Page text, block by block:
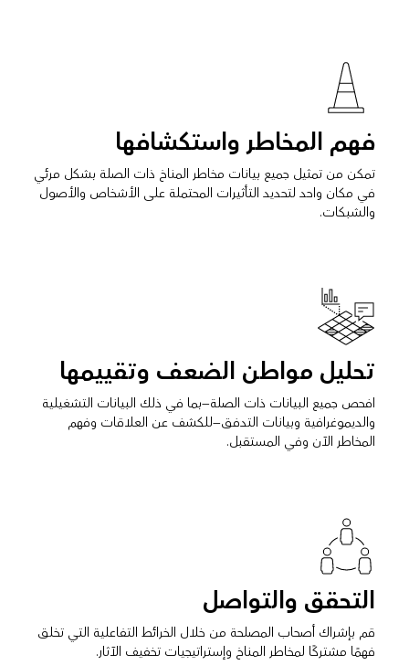
فهم المخاطر واستكشافها
تمكن من تمثيل جميع بيانات مخاطر المناخ ذات الصلة بشكل مرئي
في مكان واحد لتحديد التأثيرات المحتملة على الأشخاص والأصول
والشبكات.
تحليل مواطن الضعف وتقييمها
افحص جميع البيانات ذات الصلة—بما في ذلك البيانات التشغيلية
والديموغرافية وبيانات التدفق—للكشف عن العلاقات وفهم
المخاطر الآن وفي المستقبل.
التحقق والتواصل
قم بإشراك أصحاب المصلحة من خلال الخرائط التفاعلية التي تخلق
فهمًا مشتركًا لمخاطر المناخ وإستراتيجيات تخفيف الآثار.